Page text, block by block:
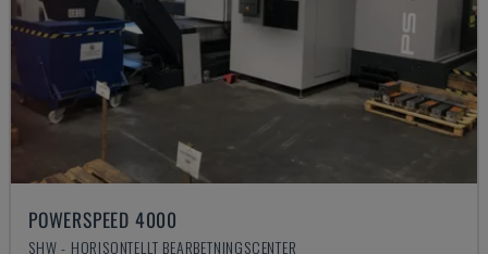
POWERSPEED 4000
SHW - HORISONTELLT BEARBETNINGSCENTER